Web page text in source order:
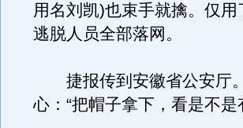
用名刘凯)也束手就擒。仅
逃脱人员全部落网。
捷报传到安徽省公安厅
心：“把帽子拿下，看是不是